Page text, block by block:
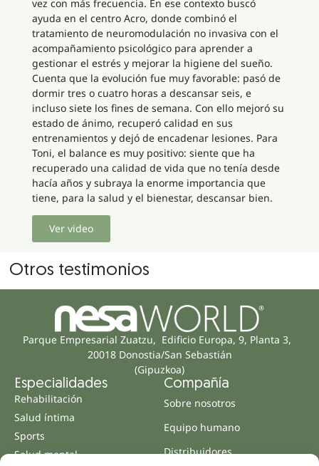
vez con más frecuencia. En ese contexto buscó
ayuda en el centro Acro, donde combinó el
tratamiento de neuromodulación no invasiva con el
acompañamiento psicológico para aprender a
gestionar el estrés y mejorar la higiene del sueño.
Cuenta que la evolución fue muy favorable: pasó de
dormir tres o cuatro horas a descansar seis, e
incluso siete los fines de semana. Con ello mejoró su
estado de ánimo, recuperó calidad en sus
entrenamientos y dejó de encadenar lesiones. Para
Toni, el balance es muy positivo: siente que ha
recuperado una calidad de vida que no tenía desde
hacía años y subraya la enorme importancia que
tiene, para la salud y el bienestar, descansar bien.
Ver video
Otros testimonios
Parque Empresarial Zuatzu, Edificio Europa, 9, Planta 3,
20018 Donostia/San Sebastián
(Gipuzkoa)
Especialidades
Rehabilitación
Salud íntima
Sports
Salud mental
Compañía
Sobre nosotros
Equipo humano
Distribuidores